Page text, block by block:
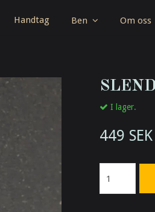
I lager.
449 SEK
Handtag Ben Om oss